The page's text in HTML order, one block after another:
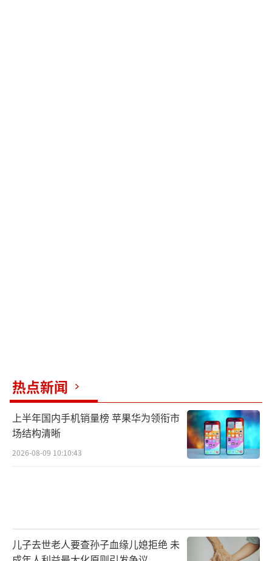
热点新闻
上半年国内手机销量榜 苹果华为领衔市
场结构清晰
2026-08-09 10:10:43
儿子去世老人要查孙子血缘儿媳拒绝 未